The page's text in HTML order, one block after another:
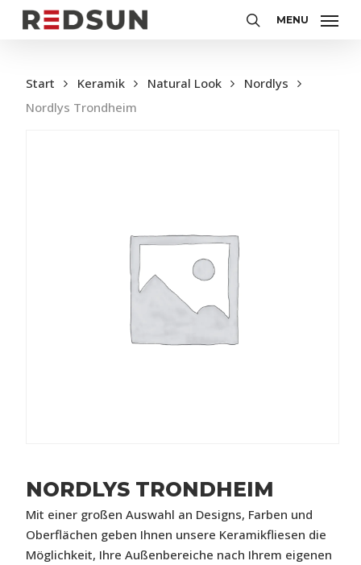
Skip
MENU
Start Keramik Natural Look
Nordlys
Nordlys Trondheim
NORDLYS TRONDHEIM
Mit einer großen Auswahl an Designs, Farben und
Oberflächen geben Ihnen unsere Keramikfliesen die
Möglichkeit, Ihre Außenbereiche nach Ihrem eigenen